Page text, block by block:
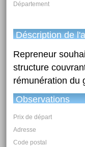
Département
Déscription de
Repreneur
structure
rémunération du
Observations
Prix de départ
Adresse
Code postal